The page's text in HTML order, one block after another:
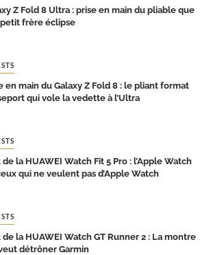
Z Fold 8 Ultra : prise en main du pliable que
frère éclipse
en main du Galaxy Z Fold 8 : le pliant format
qui vole la vedette à l’Ultra
de la HUAWEI Watch Fit 5 Pro : l’Apple Watch
qui ne veulent pas d’Apple Watch
de la HUAWEI Watch GT Runner 2 : La montre
détrôner Garmin